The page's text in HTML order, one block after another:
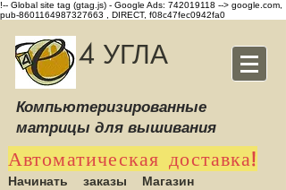
!-- Global site tag (gtag.js) - Google Ads: 742019118 --> google.com,
pub-8601164987327663 , DIRECT, f08c47fec0942fa0
4 УГЛА
Компьютеризированные
матрицы для вышивания
Автоматическая доставка!
Начинать заказы Магазин